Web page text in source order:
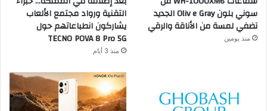
سوني بلون Oliv e Gray الجديد
تضفي لمسة من الأناقة والرقي
منذ يومين
التقنية ورواد مجتمع الألعاب
يشاركون انطباعاتهم حول
TECNO POVA 8 Pro 5G
منذ 3 أيام